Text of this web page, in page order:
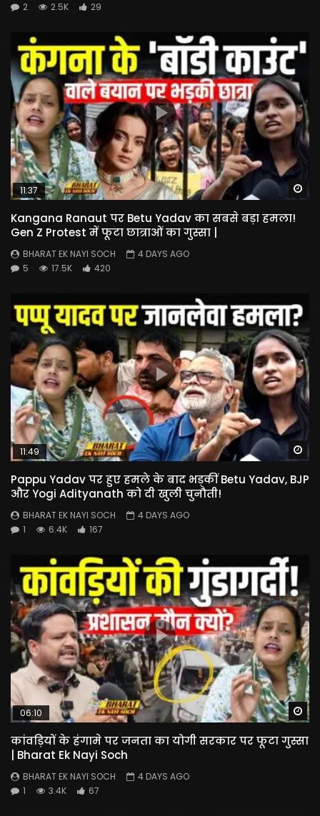
2
2.5K 29
11:37
Kangana Ranaut पर Betu Yadav का सबसे बड़ा हमला!
Gen Z Protest में फूटा छात्राओं का गुस्सा |
BHARAT EK NAYI SOCH
4 DAYS AGO
5
17.5K 420
11:49
Pappu Yadav पर हुए हमले के बाद भड़कीं Betu Yadav, BJP
और Yogi Adityanath को दी खुली चुनौती!
BHARAT EK NAYI SOCH
4 DAYS AGO
1
6.4K 167
06:10
कांवड़ियों के हंगामे पर जनता का योगी सरकार पर फूटा गुस्सा
| Bharat Ek Nayi Soch
BHARAT EK NAYI SOCH
4 DAYS AGO
1
3.4K 67